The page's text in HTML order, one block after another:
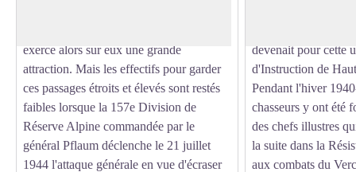
exerce alors sur eux une grande
attraction. Mais les effectifs pour garder
ces passages étroits et élevés sont restés
faibles lorsque la 157e Division de
Réserve Alpine commandée par le
général Pflaum déclenche le 21 juillet
1944 l'attaque générale en vue d'écraser
devenait pour cette
d'Instruction de
Pendant l'hiver
chasseurs y ont été
des chefs illustres
la suite dans la
aux combats du